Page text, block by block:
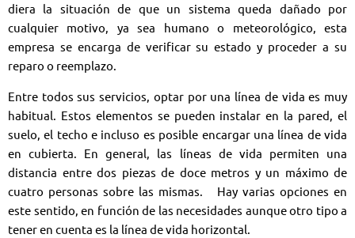
diera la situación de que un sistema queda dañado por
cualquier motivo, ya sea humano o meteorológico, esta
empresa se encarga de verificar su estado y proceder a su
reparo o reemplazo.
Entre todos sus servicios, optar por una línea de vida es muy
habitual. Estos elementos se pueden instalar en la pared, el
suelo, el techo e incluso es posible encargar una línea de vida
en cubierta. En general, las líneas de vida permiten una
distancia entre dos piezas de doce metros y un máximo de
cuatro personas sobre las mismas. Hay varias opciones en
este sentido, en función de las necesidades aunque otro tipo a
tener en cuenta es la línea de vida horizontal.